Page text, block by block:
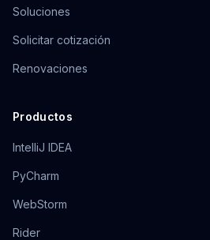
Soluciones
Solicitar cotización
Renovaciones
Productos
IntelliJ IDEA
PyCharm
WebStorm
Rider